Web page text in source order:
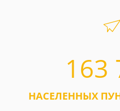
163
НАСЕЛЕННЫХ